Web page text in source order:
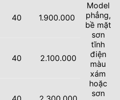
40 1.900.000
Model
phẳng,
bề mặt
sơn
tĩnh
điện
màu
xám
hoặc
sơn
40 2.100.000